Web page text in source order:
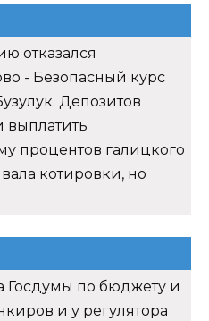
отказался
- Безопасный курс
Депозитов
выплатить
процентов галицкого
котировки, но
Госдумы по бюджету и
и у регулятора